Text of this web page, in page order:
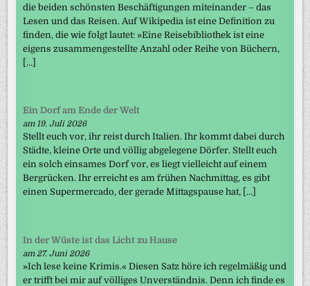
die beiden schönsten Beschäftigungen miteinander – das
Lesen und das Reisen. Auf Wikipedia ist eine Definition zu
finden, die wie folgt lautet: »Eine Reisebibliothek ist eine
eigens zusammengestellte Anzahl oder Reihe von Büchern,
[…]
Ein Dorf am Ende der Welt
am 19. Juli 2026
Stellt euch vor, ihr reist durch Italien. Ihr kommt dabei durch
Städte, kleine Orte und völlig abgelegene Dörfer. Stellt euch
ein solch einsames Dorf vor, es liegt vielleicht auf einem
Bergrücken. Ihr erreicht es am frühen Nachmittag, es gibt
einen Supermercado, der gerade Mittagspause hat, […]
In der Wüste ist das Licht zu Hause
am 27. Juni 2026
»Ich lese keine Krimis.« Diesen Satz höre ich regelmäßig und
er trifft bei mir auf völliges Unverständnis. Denn ich finde es